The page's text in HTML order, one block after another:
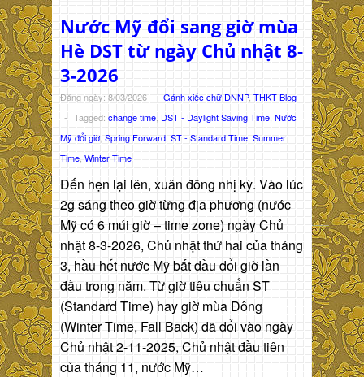
Nước Mỹ đổi sang giờ mùa
Hè DST từ ngày Chủ nhật 8-
3-2026
Đăng ngày: 8/03/2026 - Gánh xiếc chữ DNNP, THKT Blog
- Tagged: change time DST - Daylight Saving Time Nước
Mỹ đổi giờ Spring Forward ST - Standard Time Summer
Time Winter Time
Đến hẹn lại lên, xuân đông nhị kỳ. Vào lúc
2g sáng theo giờ từng địa phương (nước
Mỹ có 6 múi giờ – time zone) ngày Chủ
nhật 8-3-2026, Chủ nhật thứ hai của tháng
3, hầu hết nước Mỹ bắt đầu đổi giờ lần
đầu trong năm. Từ giờ tiêu chuẩn ST
(Standard Time) hay giờ mùa Đông
(Winter Time, Fall Back) đã đổi vào ngày
Chủ nhật 2-11-2025, Chủ nhật đầu tiên
của tháng 11, nước Mỹ…